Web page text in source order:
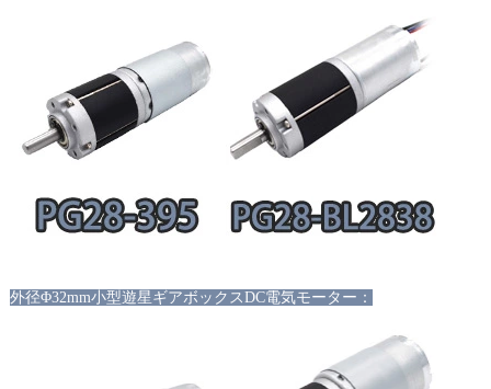
外径Φ32mm小型遊星ギアボックスDC電気モーター：